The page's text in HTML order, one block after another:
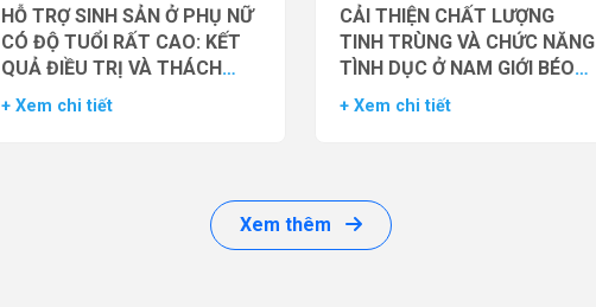
HỖ TRỢ SINH SẢN Ở PHỤ NỮ
CÓ ĐỘ TUỔI RẤT CAO: KẾT
QUẢ ĐIỀU TRỊ VÀ THÁCH
THỨC LÂM SÀNG
+ Xem chi tiết
CẢI THIỆN CHẤT LƯỢNG
TINH TRÙNG VÀ CHỨC NĂNG
TÌNH DỤC Ở NAM GIỚI BÉO
PHÌ BẰNG THUỐC ĐỒNG VẬN
+ Xem chi tiết
Xem thêm